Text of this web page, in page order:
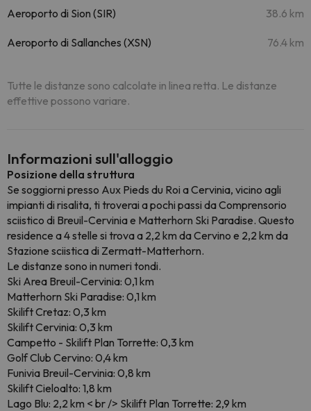
Aeroporto di Sion (SIR) 38.6 km
Aeroporto di Sallanches (XSN) 76.4 km
Tutte le distanze sono calcolate in linea retta. Le distanze
effettive possono variare.
Informazioni sull'alloggio
Posizione della struttura
Se soggiorni presso Aux Pieds du Roi a Cervinia, vicino agli
impianti di risalita, ti troverai a pochi passi da Comprensorio
sciistico di Breuil-Cervinia e Matterhorn Ski Paradise. Questo
residence a 4 stelle si trova a 2,2 km da Cervino e 2,2 km da
Stazione sciistica di Zermatt-Matterhorn.
Le distanze sono in numeri tondi.
Ski Area Breuil-Cervinia: 0,1 km
Matterhorn Ski Paradise: 0,1 km
Skilift Cretaz: 0,3 km
Skilift Cervinia: 0,3 km
Campetto - Skilift Plan Torrette: 0,3 km
Golf Club Cervino: 0,4 km
Funivia Breuil-Cervinia: 0,8 km
Skilift Cieloalto: 1,8 km
Lago Blu: 2,2 km < br /> Skilift Plan Torrette: 2,9 km